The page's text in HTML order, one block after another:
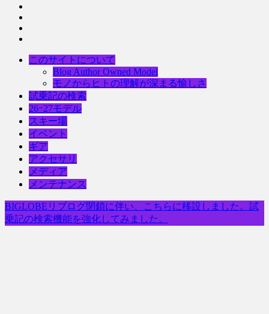
このサイトについて
Blog Author Owned Model
モノからヒトの理解が深まる愉しさ
試乗記の検索
26ｰ27モデル
スキー場
イベント
ギア
アクセサリ
メディア
メンテナンス
BIGLOBEリブログ閉鎖に伴い、こちらに移設しました。試
乗記の検索機能を強化してみました。